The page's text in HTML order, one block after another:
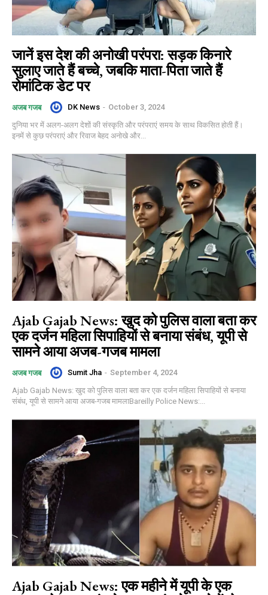
जानें इस देश की अनोखी परंपरा: सड़क किनारे
सुलाए जाते हैं बच्चे, जबकि माता-पिता जाते हैं
रोमांटिक डेट पर
अजब गजब DK News - October 3, 2024
दुनिया भर में अलग-अलग देशों की संस्कृति और परंपराएं समय के साथ विकसित होती हैं।
इनमें से कुछ परंपराएं और रिवाज बेहद अनोखे और...
Ajab Gajab News: खुद को पुलिस वाला बता कर
एक दर्जन महिला सिपाहियों से बनाया संबंध, यूपी से
सामने आया अजब-गजब मामला
अजब गजब Sumit Jha - September 4, 2024
Ajab Gajab News: खुद को पुलिस वाला बता कर एक दर्जन महिला सिपाहियों से बनाया
संबंध, यूपी से सामने आया अजब-गजब मामलाBareilly Police News:...
Ajab Gajab News: एक महीने में यूपी के एक